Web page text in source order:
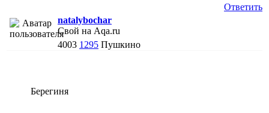
Ответить
natalybochar
Свой на Aqa.ru
4003 1295 Пушкино
Берегиня